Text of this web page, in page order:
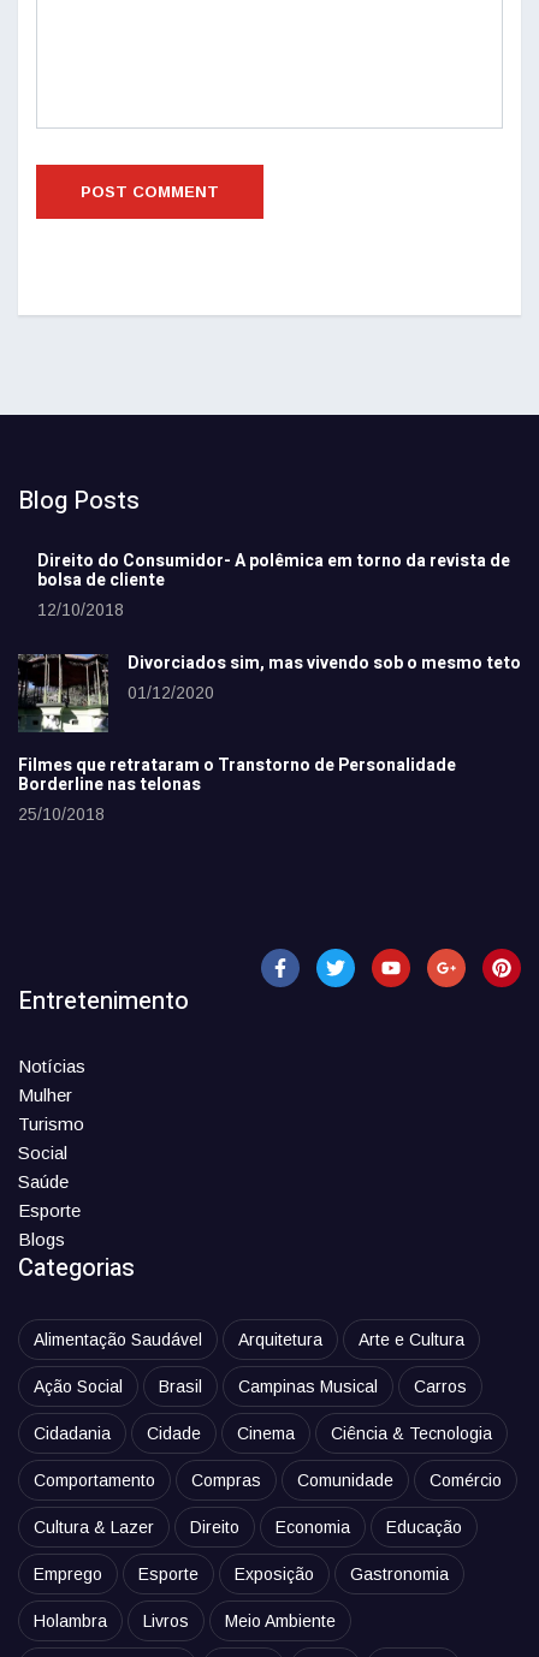
Blog Posts
Direito do Consumidor- A polêmica em torno da revista de
bolsa de cliente
12/10/2018
Divorciados sim, mas vivendo sob o mesmo teto
01/12/2020
Filmes que retrataram o Transtorno de Personalidade
Borderline nas telonas
25/10/2018
Entretenimento
Notícias
Mulher
Turismo
Social
Saúde
Esporte
Blogs
Categorias
Alimentação Saudável Arquitetura Arte e Cultura
Ação Social Brasil Campinas Musical Carros
Cidadania Cidade Cinema Ciência & Tecnologia
Comportamento Compras Comunidade Comércio
Cultura & Lazer Direito Economia Educação
Emprego Esporte Exposição Gastronomia
Holambra Livros Meio Ambiente